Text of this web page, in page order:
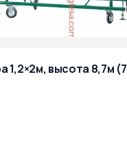
1,2×2м, высота 8,7м (7